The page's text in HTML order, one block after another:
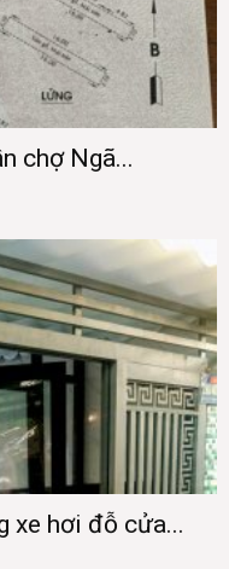
chợ Ngã...
xe hơi đỗ cửa...